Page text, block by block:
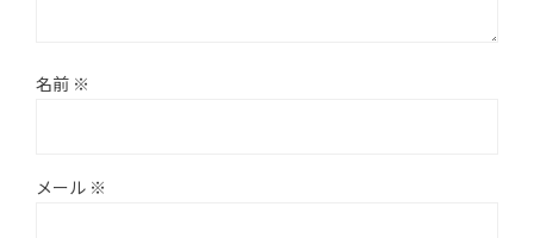
名前 ※
メール ※